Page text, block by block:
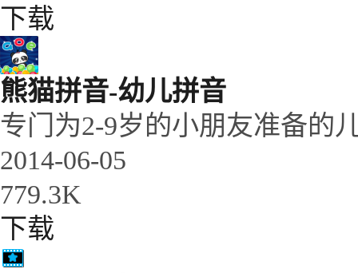
下载
熊猫拼音-幼儿拼音
专门为2-9岁的小朋友准备的
2014-06-05
779.3K
下载